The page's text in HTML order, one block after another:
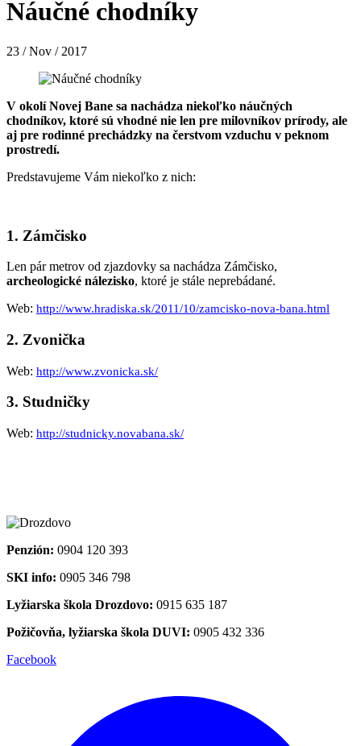
Náučné chodníky
23 / Nov / 2017
V okolí Novej Bane sa nachádza niekoľko náučných
chodníkov, ktoré sú vhodné nie len pre milovníkov prírody, ale
aj pre rodinné prechádzky na čerstvom vzduchu v peknom
prostredí.
Predstavujeme Vám niekoľko z nich:
1. Zámčisko
Len pár metrov od zjazdovky sa nachádza Zámčisko,
archeologické nálezisko, ktoré je stále neprebádané.
Web: http://www.hradiska.sk/2011/10/zamcisko-nova-bana.html
2. Zvonička
Web: http://www.zvonicka.sk/
3. Studničky
Web: http://studnicky.novabana.sk/
Penzión: 0904 120 393
SKI info: 0905 346 798
Lyžiarska škola Drozdovo: 0915 635 187
Požičovňa, lyžiarska škola DUVI: 0905 432 336
Facebook